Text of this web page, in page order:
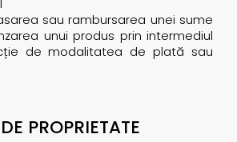
sau rambursarea unei sume
unui produs prin intermediul
de modalitatea de plată sau
PROPRIETATE